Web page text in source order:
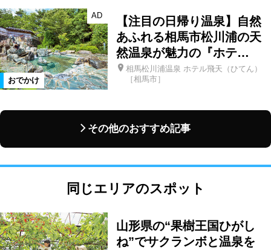
おでかけ
AD
【注目の日帰り温泉】自然
あふれる相馬市松川浦の天
然温泉が魅力の『ホテ…
相馬松川浦温泉 ホテル飛天（ひてん）
［相馬市］
その他のおすすめ記事
同じエリアのスポット
山形県の“果樹王国ひがし
ね”でサクランボと温泉を